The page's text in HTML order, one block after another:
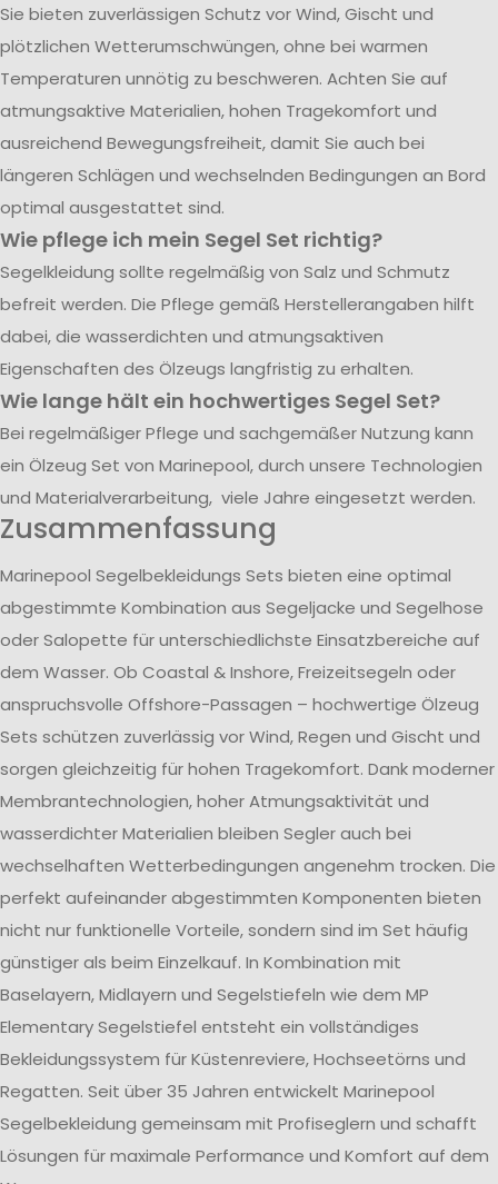
Sie bieten zuverlässigen Schutz vor Wind, Gischt und
plötzlichen Wetterumschwüngen, ohne bei warmen
Temperaturen unnötig zu beschweren. Achten Sie auf
atmungsaktive Materialien, hohen Tragekomfort und
ausreichend Bewegungsfreiheit, damit Sie auch bei
längeren Schlägen und wechselnden Bedingungen an Bord
optimal ausgestattet sind.
Wie pflege ich mein Segel Set richtig?
Segelkleidung sollte regelmäßig von Salz und Schmutz
befreit werden. Die Pflege gemäß Herstellerangaben hilft
dabei, die wasserdichten und atmungsaktiven
Eigenschaften des Ölzeugs langfristig zu erhalten.
Wie lange hält ein hochwertiges Segel Set?
Bei regelmäßiger Pflege und sachgemäßer Nutzung kann
ein Ölzeug Set von Marinepool, durch unsere Technologien
und Materialverarbeitung, viele Jahre eingesetzt werden.
Zusammenfassung
Marinepool Segelbekleidungs Sets bieten eine optimal
abgestimmte Kombination aus Segeljacke und Segelhose
oder Salopette für unterschiedlichste Einsatzbereiche auf
dem Wasser. Ob Coastal & Inshore, Freizeitsegeln oder
anspruchsvolle Offshore-Passagen – hochwertige Ölzeug
Sets schützen zuverlässig vor Wind, Regen und Gischt und
sorgen gleichzeitig für hohen Tragekomfort. Dank moderner
Membrantechnologien, hoher Atmungsaktivität und
wasserdichter Materialien bleiben Segler auch bei
wechselhaften Wetterbedingungen angenehm trocken. Die
perfekt aufeinander abgestimmten Komponenten bieten
nicht nur funktionelle Vorteile, sondern sind im Set häufig
günstiger als beim Einzelkauf. In Kombination mit
Baselayern, Midlayern und Segelstiefeln wie dem MP
Elementary Segelstiefel entsteht ein vollständiges
Bekleidungssystem für Küstenreviere, Hochseetörns und
Regatten. Seit über 35 Jahren entwickelt Marinepool
Segelbekleidung gemeinsam mit Profiseglern und schafft
Lösungen für maximale Performance und Komfort auf dem